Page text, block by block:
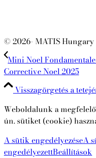
© 2026- MATIS
Mini Noel
Corrective Noel 2025
Visszagörgetés a
Weboldalunk a
ún. sütiket (cookie)
A sütik engedélyezéseA
engedélyezettBeállítások